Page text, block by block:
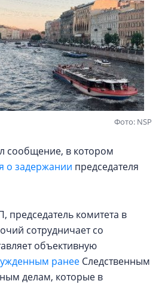
Фото: NSP
сообщение, в котором
о задержании председателя
председатель комитета в
сотрудничает со
объективную
ранее Следственным
делам, которые в